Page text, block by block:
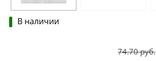
В наличии
74.70 руб.